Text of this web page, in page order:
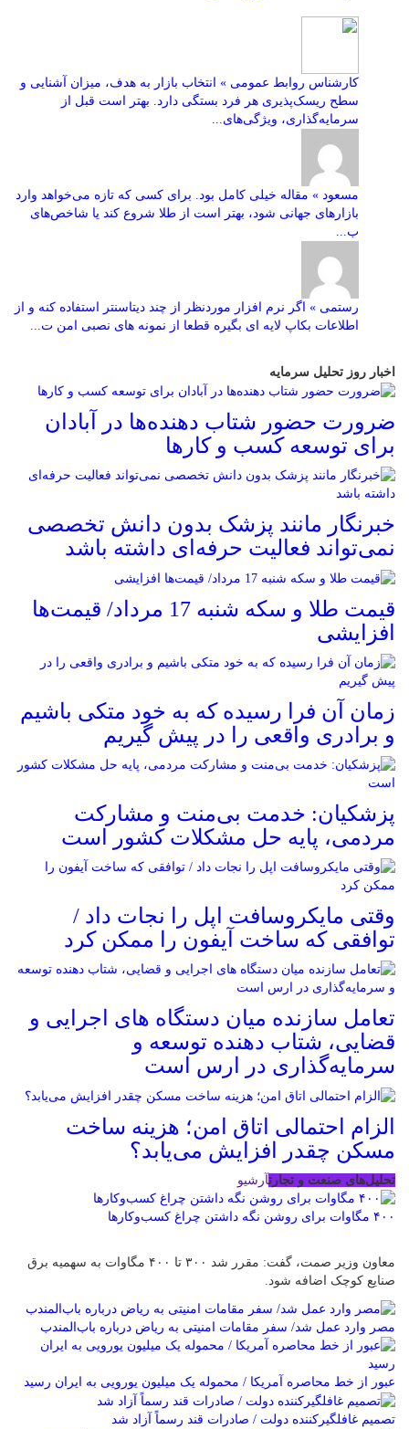
کارشناس روابط عمومی » انتخاب بازار به هدف، میزان آشنایی و
سطح ریسک‌پذیری هر فرد بستگی دارد. بهتر است قبل از
سرمایه‌گذاری، ویژگی‌های...
مسعود » مقاله خیلی کامل بود. برای کسی که تازه می‌خواهد وارد
بازارهای جهانی شود، بهتر است از طلا شروع کند یا شاخص‌های
ب...
رستمی » اگر نرم افزار موردنظر از چند دیتاسنتر استفاده کنه و از
اطلاعات بکاپ لایه ای بگیره قطعا از نمونه های نصبی امن ت...
اخبار روز تحلیل سرمایه
ضرورت حضور شتاب ‌دهنده‌ها در آبادان
برای توسعه کسب‌ و کارها
خبرنگار مانند پزشک بدون دانش تخصصی
نمی‌تواند فعالیت حرفه‌ای داشته باشد
قیمت طلا و سکه شنبه 17 مرداد/ قیمت‌ها
افزایشی
زمان آن فرا رسیده که به خود متکی باشیم
و برادری واقعی را در پیش گیریم
پزشکیان: خدمت بی‌منت و مشارکت
مردمی، پایه حل مشکلات کشور است
وقتی مایکروسافت اپل را نجات داد /
توافقی که ساخت آیفون را ممکن کرد
تعامل سازنده میان دستگاه‌ های اجرایی و
قضایی، شتاب‌ دهنده توسعه و
سرمایه‌گذاری در ارس است
الزام احتمالی اتاق امن؛ هزینه ساخت
مسکن چقدر افزایش می‌یابد؟
تحلیل‌های صنعت و تجارتآرشیو
۴۰۰ مگاوات برای روشن نگه داشتن چراغ کسب‌وکار‌ها
معاون وزیر صمت، گفت: مقرر شد ۳۰۰ تا ۴۰۰ مگاوات به سهمیه برق
صنایع کوچک اضافه شود.
مصر وارد عمل شد/ سفر مقامات امنیتی به ریاض درباره باب‌المندب
عبور از خط محاصره آمریکا / محموله یک میلیون یورویی به ایران رسید
تصمیم غافلگیرکننده دولت / صادرات قند رسماً آزاد شد